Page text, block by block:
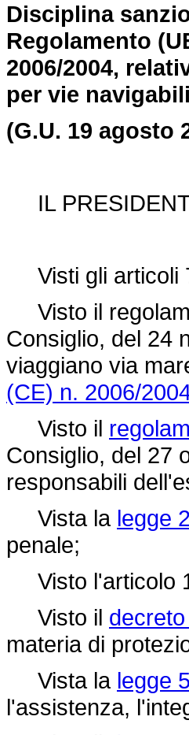
Disciplina
Regolamento
2006/2004,
per vie
(G.U. 19 agosto
IL
Visti gli articoli
Visto il
Consiglio, del 24
viaggiano via
(CE) n. 2006/
Visto il
Consiglio, del 27
responsabili
Vista la legge
penale;
Visto l'articolo
Visto il
materia di
Vista la legge
l'assistenza,